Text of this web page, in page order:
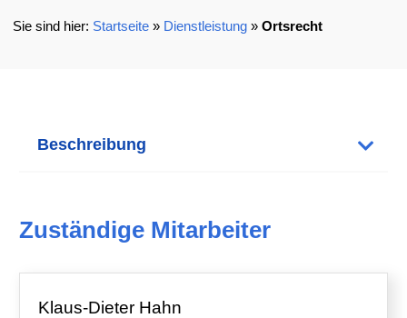
Startseite» Dienstleistung» Ortsrecht
Beschreibung
Zuständige Mitarbeiter
Klaus-Dieter Hahn